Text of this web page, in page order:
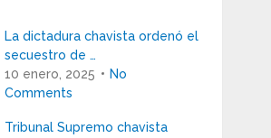
La dictadura chavista ordenó el
secuestro de …
10 enero, 2025
No
Comments
Tribunal Supremo chavista